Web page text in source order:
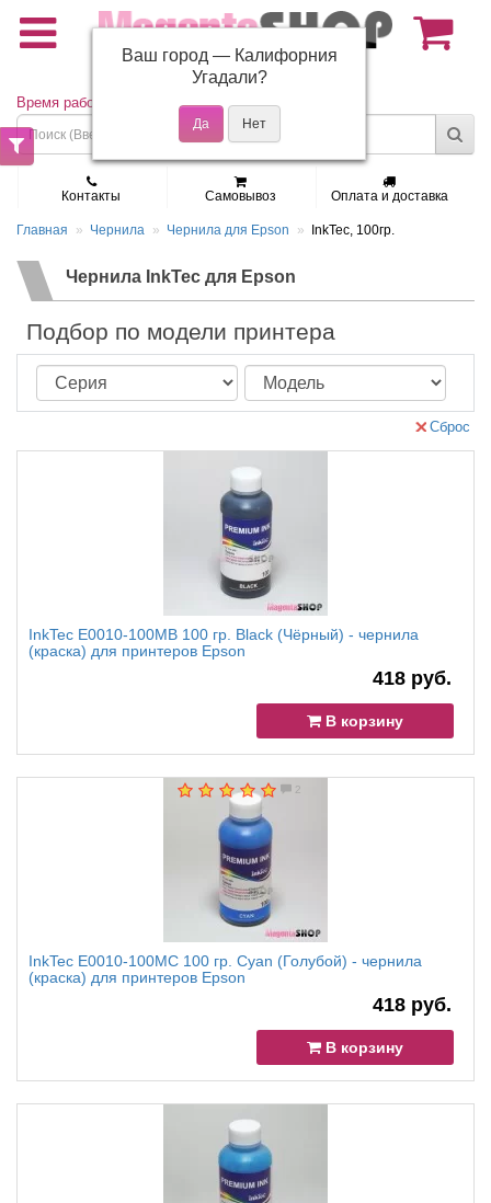
(495) 150-01-37
Время работы: Пн - Пт 9:30 - 19:00
Контакты Самовывоз Оплата и доставка
Главная Чернила Чернила для Epson InkTec, 100гр.
Чернила InkTec для Epson
Подбор по модели принтера
Сброс
InkTec E0010-100MB 100 гр. Black (Чёрный) - чернила
(краска) для принтеров Epson
418 руб.
В корзину
2
InkTec E0010-100MC 100 гр. Cyan (Голубой) - чернила
(краска) для принтеров Epson
418 руб.
В корзину
Ваш город — Калифорния
Угадали?